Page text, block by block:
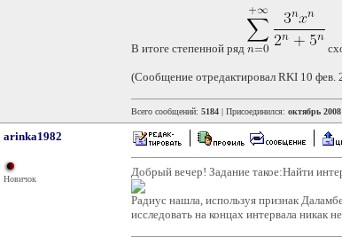
В итоге степенной ряд
(Сообщение отредактировал RKI 10 фев.
Всего сообщений: 5184 | Присоединился: октябрь 2008
arinka1982
Новичок
Добрый вечер! Задание такое:Найти
Радиус нашла, используя признак
исследовать на концах интервала никак